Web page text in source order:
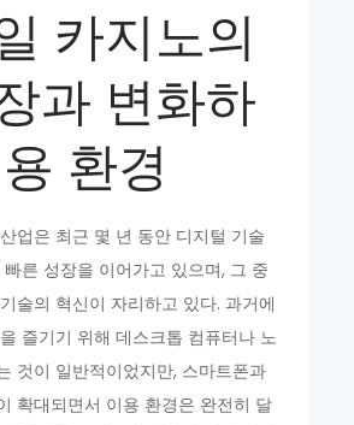
카지노의
과 변화하
환경
업은 최근 몇 년 동안 디지털 기술
른 성장을 이어가고 있으며, 그 중
술의 혁신이 자리하고 있다. 과거에
즐기기 위해 데스크톱 컴퓨터나 노
것이 일반적이었지만, 스마트폰과
확대되면서 이용 환경은 완전히 달